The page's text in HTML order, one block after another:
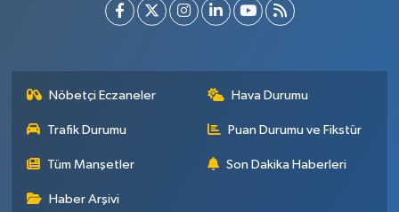
Nöbetçi Eczaneler Hava Durumu
Trafik Durumu Puan Durumu ve Fikstür
Tüm Manşetler Son Dakika Haberleri
Haber Arşivi